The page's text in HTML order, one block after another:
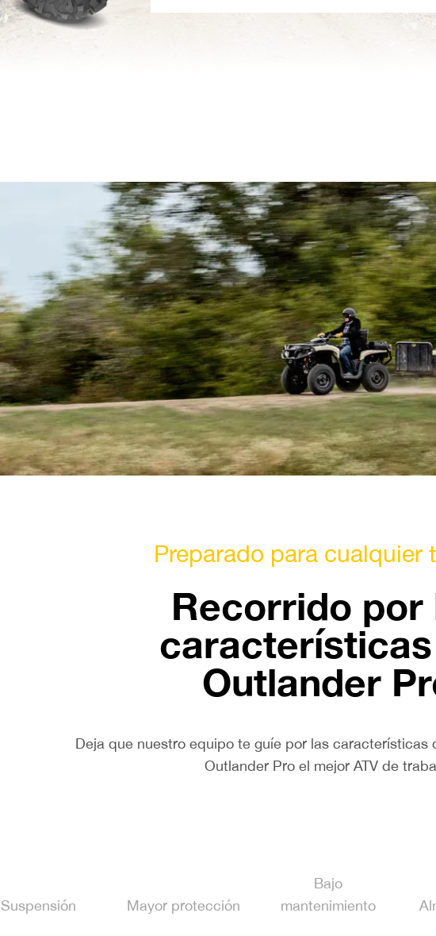
Preparado para cualquier
Recorrido por
Outlander
Deja que nuestro equipo te guíe por las características
Outlander Pro el mejor ATV de
Suspensión Mayor protección
Bajo
mantenimiento